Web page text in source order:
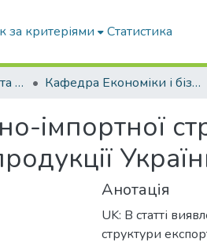
за критеріями Статистика
Факультет Економіки та бізнесу Кафедра Економіки і бізнесу
імпортної
Анотація
UK: В статті
структури